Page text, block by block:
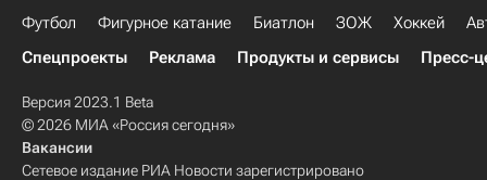
Футбол Фигурное катание Биатлон ЗОЖ Хоккей
Спецпроекты
Реклама Продукты и сервисы Пресс-
Версия 2023.1 Beta
© 2026 МИА «Россия сегодня»
Вакансии
Сетевое издание РИА Новости зарегистрировано